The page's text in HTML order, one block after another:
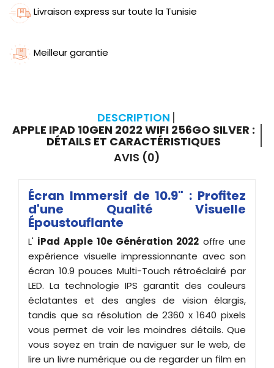
Livraison express sur toute la Tunisie
Meilleur garantie
DESCRIPTION
APPLE IPAD 10GEN 2022 WIFI 256GO SILVER :
DÉTAILS ET CARACTÉRISTIQUES
AVIS (0)
Écran Immersif de 10.9" : Profitez
d'une Qualité Visuelle
Époustouflante
L' iPad Apple 10e Génération 2022 offre une
expérience visuelle impressionnante avec son
écran 10.9 pouces Multi-Touch rétroéclairé par
LED. La technologie IPS garantit des couleurs
éclatantes et des angles de vision élargis,
tandis que sa résolution de 2360 x 1640 pixels
vous permet de voir les moindres détails. Que
vous soyez en train de naviguer sur le web, de
lire un livre numérique ou de regarder un film en